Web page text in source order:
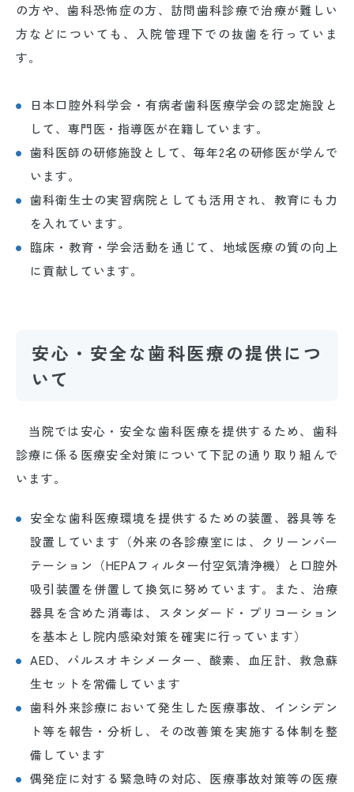
の方や、歯科恐怖症の方、訪問歯科診療で治療が難しい
方などについても、入院管理下での抜歯を行っていま
す。
日本口腔外科学会・有病者歯科医療学会の認定施設と
して、専門医・指導医が在籍しています。
歯科医師の研修施設として、毎年2名の研修医が学んで
います。
歯科衛生士の実習病院としても活用され、教育にも力
を入れています。
臨床・教育・学会活動を通じて、地域医療の質の向上
に貢献しています。
安心・安全な歯科医療の提供につ
いて
当院では安心・安全な歯科医療を提供するため、歯科
診療に係る医療安全対策について下記の通り取り組んで
います。
安全な歯科医療環境を提供するための装置、器具等を
設置しています（外来の各診療室には、クリーンパー
テーション（HEPAフィルター付空気清浄機）と口腔外
吸引装置を併置して換気に努めています。また、治療
器具を含めた消毒は、スタンダード・プリコーション
を基本とし院内感染対策を確実に行っています）
AED、パルスオキシメーター、酸素、血圧計、救急蘇
生セットを常備しています
歯科外来診療において発生した医療事故、インシデン
ト等を報告・分析し、その改善策を実施する体制を整
備しています
偶発症に対する緊急時の対応、医療事故対策等の医療